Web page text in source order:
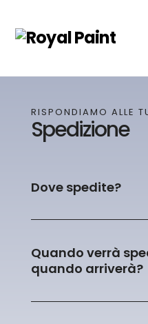
RISPONDIAMO ALLE
Spedizione
Dove spedite?
Quando verrà
quando arriverà?